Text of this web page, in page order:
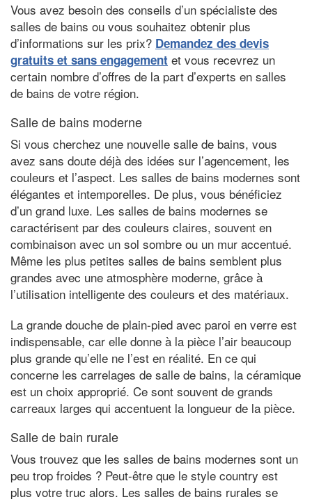
Vous avez besoin des conseils d’un spécialiste des
salles de bains ou vous souhaitez obtenir plus
d’informations sur les prix? Demandez des devis
gratuits et sans engagement et vous recevrez un
certain nombre d’offres de la part d’experts en salles
de bains de votre région.
Salle de bains moderne
Si vous cherchez une nouvelle salle de bains, vous
avez sans doute déjà des idées sur l’agencement, les
couleurs et l’aspect. Les salles de bains modernes sont
élégantes et intemporelles. De plus, vous bénéficiez
d’un grand luxe. Les salles de bains modernes se
caractérisent par des couleurs claires, souvent en
combinaison avec un sol sombre ou un mur accentué.
Même les plus petites salles de bains semblent plus
grandes avec une atmosphère moderne, grâce à
l’utilisation intelligente des couleurs et des matériaux.
La grande douche de plain-pied avec paroi en verre est
indispensable, car elle donne à la pièce l’air beaucoup
plus grande qu’elle ne l’est en réalité. En ce qui
concerne les carrelages de salle de bains, la céramique
est un choix approprié. Ce sont souvent de grands
carreaux larges qui accentuent la longueur de la pièce.
Salle de bain rurale
Vous trouvez que les salles de bains modernes sont un
peu trop froides ? Peut-être que le style country est
plus votre truc alors. Les salles de bains rurales se